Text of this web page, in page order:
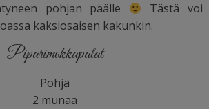
pohjan päälle
Tästä voi
kaksiosaisen kakunkin.
Piparimokkapalat
Pohja
2 munaa